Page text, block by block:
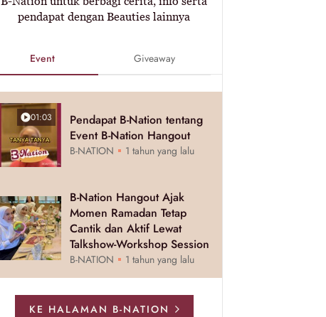
pendapat dengan Beauties lainnya
Event Giveaway
01:03
Pendapat B-Nation tentang
Event B-Nation Hangout
B-NATION 1 tahun yang lalu
B-Nation Hangout Ajak
Momen Ramadan Tetap
Cantik dan Aktif Lewat
Talkshow-Workshop Session
B-NATION 1 tahun yang lalu
KE HALAMAN B-NATION